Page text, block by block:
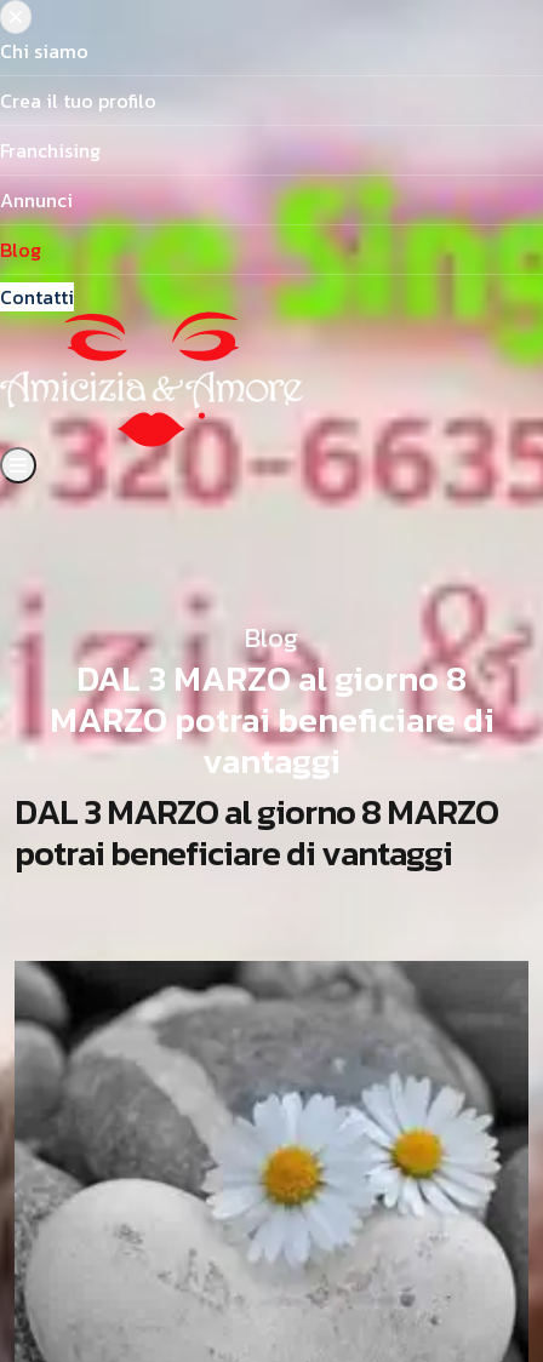
Chi siamo
Crea il tuo profilo
Franchising
Annunci
Blog
Contatti
Blog
DAL 3 MARZO al giorno 8
MARZO potrai beneficiare di
vantaggi
DAL3MARZOalgiorno8MARZO
potraibeneficiaredivantaggi